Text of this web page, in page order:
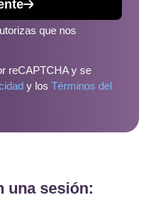
que nos
reCAPTCHA y se
y los Términos del
una sesión: